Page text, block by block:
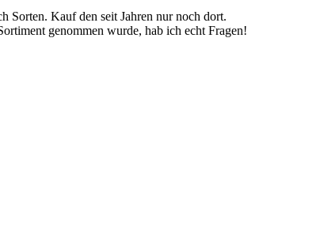
Sorten. Kauf den seit Jahren nur noch dort.
genommen wurde, hab ich echt Fragen!